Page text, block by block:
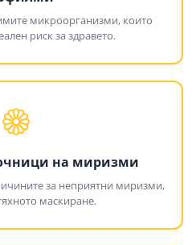
микроорганизми, които
риск за здравето.
на миризми
за неприятни миризми,
маскиране.